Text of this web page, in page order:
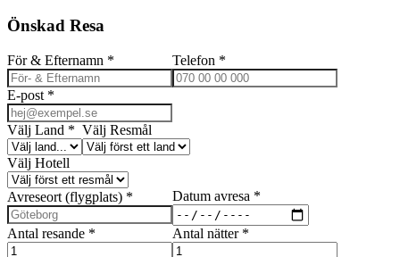
Önskad Resa
För & Efternamn * Telefon *
E-post *
Välj Land * Välj Resmål
Välj Hotell
Avreseort (flygplats) * Datum avresa *
Antal resande * Antal nätter *